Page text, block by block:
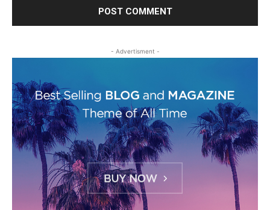
- Advertisment -